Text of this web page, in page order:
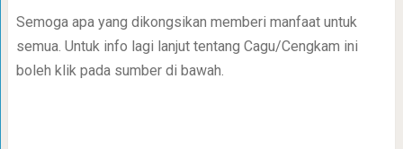
Semoga apa yang dikongsikan memberi manfaat untuk
semua. Untuk info lagi lanjut tentang Cagu/Cengkam ini
boleh klik pada sumber di bawah.